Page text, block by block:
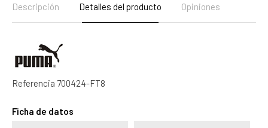
Descripción Detalles del producto Opiniones
Referencia 700424-FT8
Ficha de datos